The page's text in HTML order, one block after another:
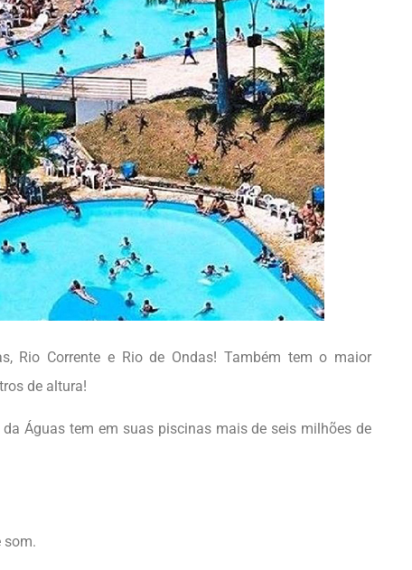
Rio Corrente e Rio de Ondas! Também tem o maior
de altura!
Águas tem em suas piscinas mais de seis milhões de
som.